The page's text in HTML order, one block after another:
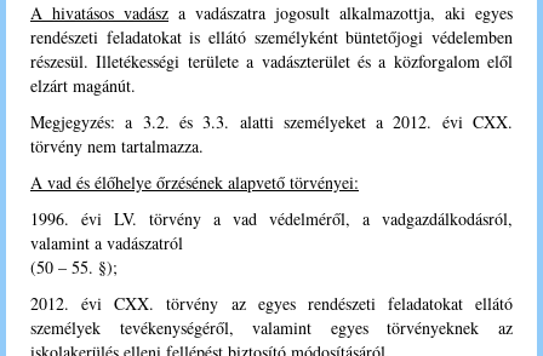
A hivatásos vadász a vadászatra jogosult alkalmazottja, aki egyes
rendészeti feladatokat is ellátó személyként büntetőjogi védelemben
részesül. Illetékességi területe a vadászterület és a közforgalom elől
elzárt magánút.
Megjegyzés: a 3.2. és 3.3. alatti személyeket a 2012. évi CXX.
törvény nem tartalmazza.
A vad és élőhelye őrzésének alapvető törvényei:
1996. évi LV. törvény a vad védelméről, a vadgazdálkodásról,
valamint a vadászatról
(50 – 55. §);
2012. évi CXX. törvény az egyes rendészeti feladatokat ellátó
személyek tevékenységéről, valamint egyes törvényeknek az